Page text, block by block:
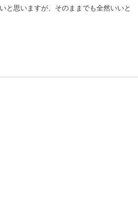
と思いますが、そのままでも全然いいと